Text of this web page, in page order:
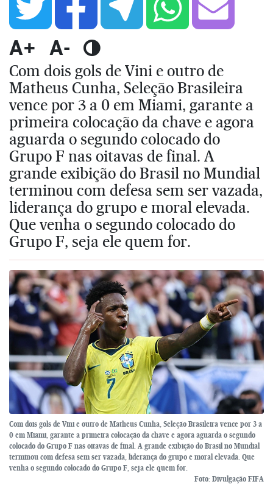
A+ A-
Com dois gols de Vini e outro de
Matheus Cunha, Seleção Brasileira
vence por 3 a 0 em Miami, garante a
primeira colocação da chave e agora
aguarda o segundo colocado do
Grupo F nas oitavas de final. A
grande exibição do Brasil no Mundial
terminou com defesa sem ser vazada,
liderança do grupo e moral elevada.
Que venha o segundo colocado do
Grupo F, seja ele quem for.
Com dois gols de Vini e outro de Matheus Cunha, Seleção Brasileira vence por 3 a
0 em Miami, garante a primeira colocação da chave e agora aguarda o segundo
colocado do Grupo F nas oitavas de final. A grande exibição do Brasil no Mundial
terminou com defesa sem ser vazada, liderança do grupo e moral elevada. Que
venha o segundo colocado do Grupo F, seja ele quem for.
Foto: Divulgação FIFA